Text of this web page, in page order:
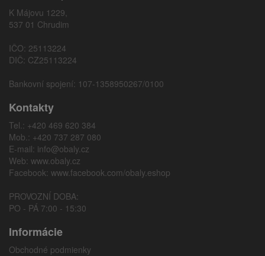
K Májovu 1229,
537 01 Chrudim
IČO: 25113224
DIČ: CZ25113224
Bankovní spojení: 107-1358950267/0100
Kontakty
Tel.: +420 469 620 384
Mob.: +420 737 287 080
E-mail: info@obaly.cz
Web: www.obaly.cz
Facebook: www.facebook.com/obaly.eshop
PROVOZNÍ DOBA:
PO - PÁ 7:00 - 15:30
Informácie
Obchodné podmienky